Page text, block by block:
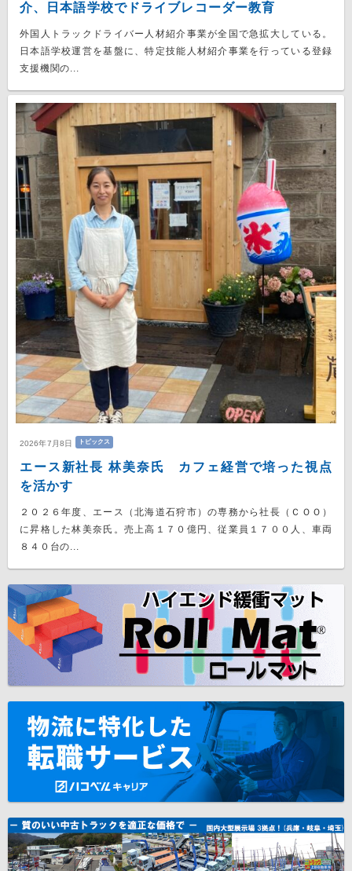
介、日本語学校でドライブレコーダー教育
外国人トラックドライバー人材紹介事業が全国で急拡大している。
日本語学校運営を基盤に、特定技能人材紹介事業を行っている登録
支援機関の...
2026年7月8日 トピックス
エース新社長 林美奈氏 カフェ経営で培った視点
を活かす
２０２６年度、エース（北海道石狩市）の専務から社長（ＣＯＯ）
に昇格した林美奈氏。売上高１７０億円、従業員１７００人、車両
８４０台の...